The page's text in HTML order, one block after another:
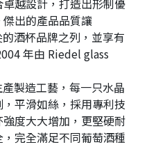
越設計，打造出形制優
出的產品品質讓
酒杯品牌之列，並享有
年由 Riedel glass
製造工藝，每一只水晶
平滑如絲，採用專利技
度大大增加，更堅硬耐
完全滿足不同葡萄酒種